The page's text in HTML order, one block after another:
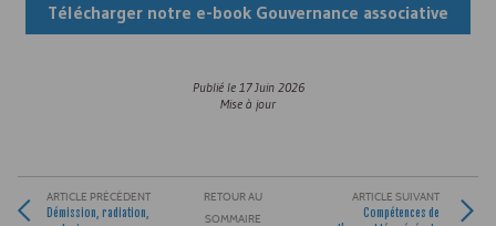
Télécharger notre e-book Gouvernance associative
Publié le 17 Juin 2026
Mise à jour
ARTICLE PRÉCÉDENT
Démission, radiation,
RETOUR AU
SOMMAIRE
ARTICLE SUIVANT
Compétences de